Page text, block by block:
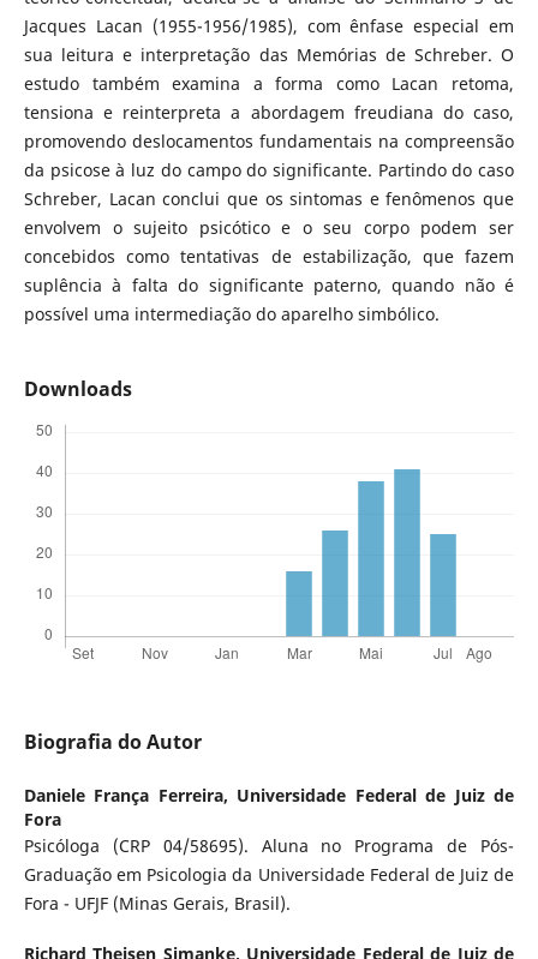
Jacques Lacan (1955-1956/1985), com ênfase especial em
sua leitura e interpretação das Memórias de Schreber. O
estudo também examina a forma como Lacan retoma,
tensiona e reinterpreta a abordagem freudiana do caso,
promovendo deslocamentos fundamentais na compreensão
da psicose à luz do campo do significante. Partindo do caso
Schreber, Lacan conclui que os sintomas e fenômenos que
envolvem o sujeito psicótico e o seu corpo podem ser
concebidos como tentativas de estabilização, que fazem
suplência à falta do significante paterno, quando não é
possível uma intermediação do aparelho simbólico.
Downloads
Biografia do Autor
Daniele França Ferreira, Universidade Federal de Juiz de
Fora
Psicóloga (CRP 04/58695). Aluna no Programa de Pós-
Graduação em Psicologia da Universidade Federal de Juiz de
Fora - UFJF (Minas Gerais, Brasil).
Richard Theisen Simanke, Universidade Federal de Juiz de